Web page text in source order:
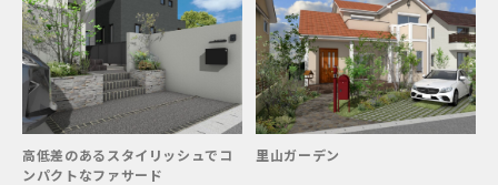
高低差のあるスタイリッシュでコ
ンパクトなファサード
里山ガーデン